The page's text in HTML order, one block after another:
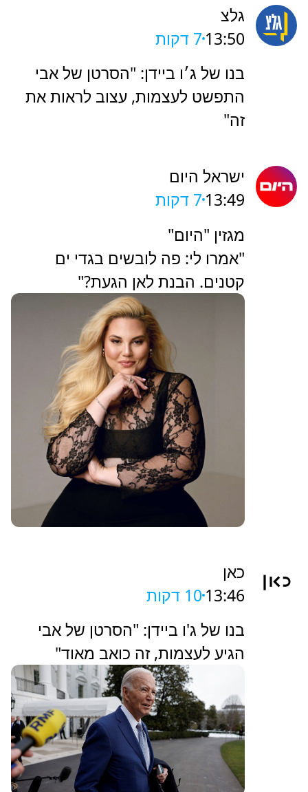
גלצ
13:50 7 דקות
בנו של ג׳ו ביידן: "הסרטן של אבי
התפשט לעצמות, עצוב לראות את
זה"
ישראל היום
13:49 7 דקות
מגזין "היום"
"אמרו לי: פה לובשים בגדי ים
קטנים. הבנת לאן הגעת?"
כאן
13:46 10 דקות
בנו של ג'ו ביידן: "הסרטן של אבי
הגיע לעצמות, זה כואב מאוד"